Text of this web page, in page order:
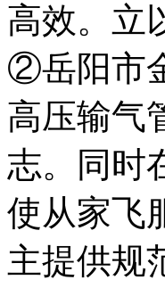
高效。立
②岳阳市
高压输气
志。同时
使从家飞
主提供规